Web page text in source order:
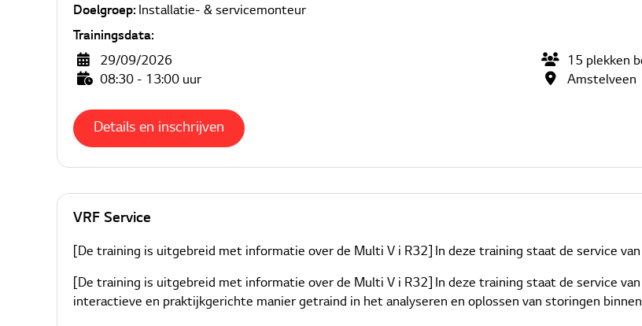
Doelgroep: Installatie- & servicemonteur
Trainingsdata:
29/09/2026
08:30 - 13:00 uur
15 plekken
Amstelveen
Details en inschrijven
VRF Service
[De training is uitgebreid met informatie over de Multi V i R32] In deze training staat de service
[De training is uitgebreid met informatie over de Multi V i R32] In deze training staat de service
interactieve en praktijkgerichte manier getraind in het analyseren en oplossen van storingen